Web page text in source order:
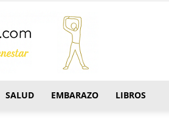
SALUD EMBARAZO LIBROS